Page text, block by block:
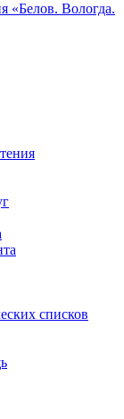
«Белов. Вологда.
списков